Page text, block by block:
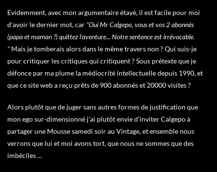
Evidemment, avec mon argumentaire étayé, il est facile pour moi
d'avoir le dernier mot, car "Oui Mr Calgepo, vous et vos 2 abonnés
(papa et maman ?) quittez l'aventure... Notre sentence est irrévocable.
" Mais je tomberais alors dans le même travers non ? Qui suis-je
pour critiquer les critiques qui critiquent ? Sous prétexte que je
défonce par ma plume la médiocrité intellectuelle depuis 1990, et
que ce site web a reçu prêts de 900 abonnés et 20000 visites ?
Alors plutôt que de juger sans autres formes de justification que
mon ego sur-dimensionné j'ai plutôt envie d'inviter Calgepo à
partager une Mousse samedi soir au Vintage, et ensemble nous
verrons que lui et moi avons tort, que nous ne sommes que des
imbéciles ...